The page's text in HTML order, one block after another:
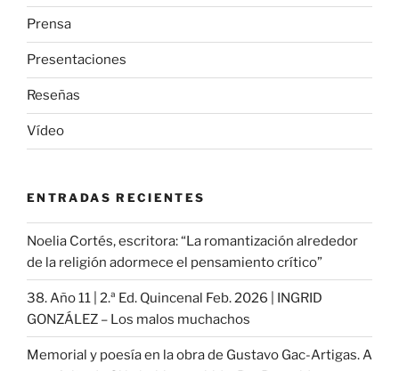
Prensa
Presentaciones
Reseñas
Vídeo
ENTRADAS RECIENTES
Noelia Cortés, escritora: “La romantización alrededor
de la religión adormece el pensamiento crítico”
38. Año 11 | 2.ª Ed. Quincenal Feb. 2026 | INGRID
GONZÁLEZ – Los malos muchachos
Memorial y poesía en la obra de Gustavo Gac-Artigas. A